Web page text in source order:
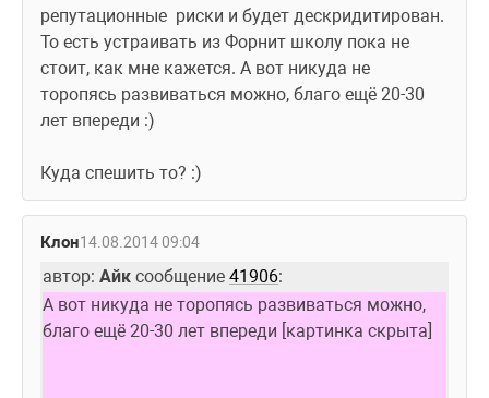
репутационные  риски и будет дескридитирован.
То есть устраивать из Форнит школу пока не
стоит, как мне кажется. А вот никуда не
торопясь развиваться можно, благо ещё 20-30
лет впереди :)
Куда спешить то? :)
Клон14.08.2014 09:04
автор: Айк сообщение 41906:
А вот никуда не торопясь развиваться можно,
благо ещё 20-30 лет впереди [картинка скрыта]